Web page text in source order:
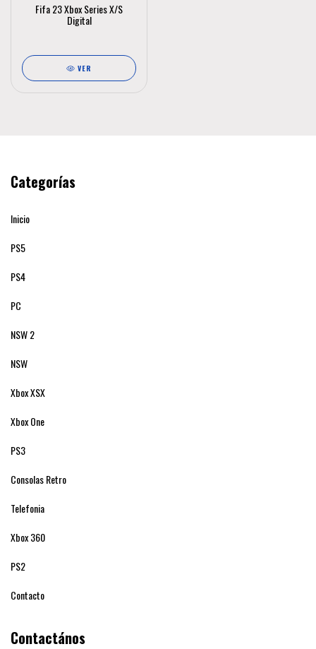
Fifa 23 Xbox Series X/S
Digital
VER
Categorías
Inicio
PS5
PS4
PC
NSW 2
NSW
Xbox XSX
Xbox One
PS3
Consolas Retro
Telefonia
Xbox 360
PS2
Contacto
Contactános